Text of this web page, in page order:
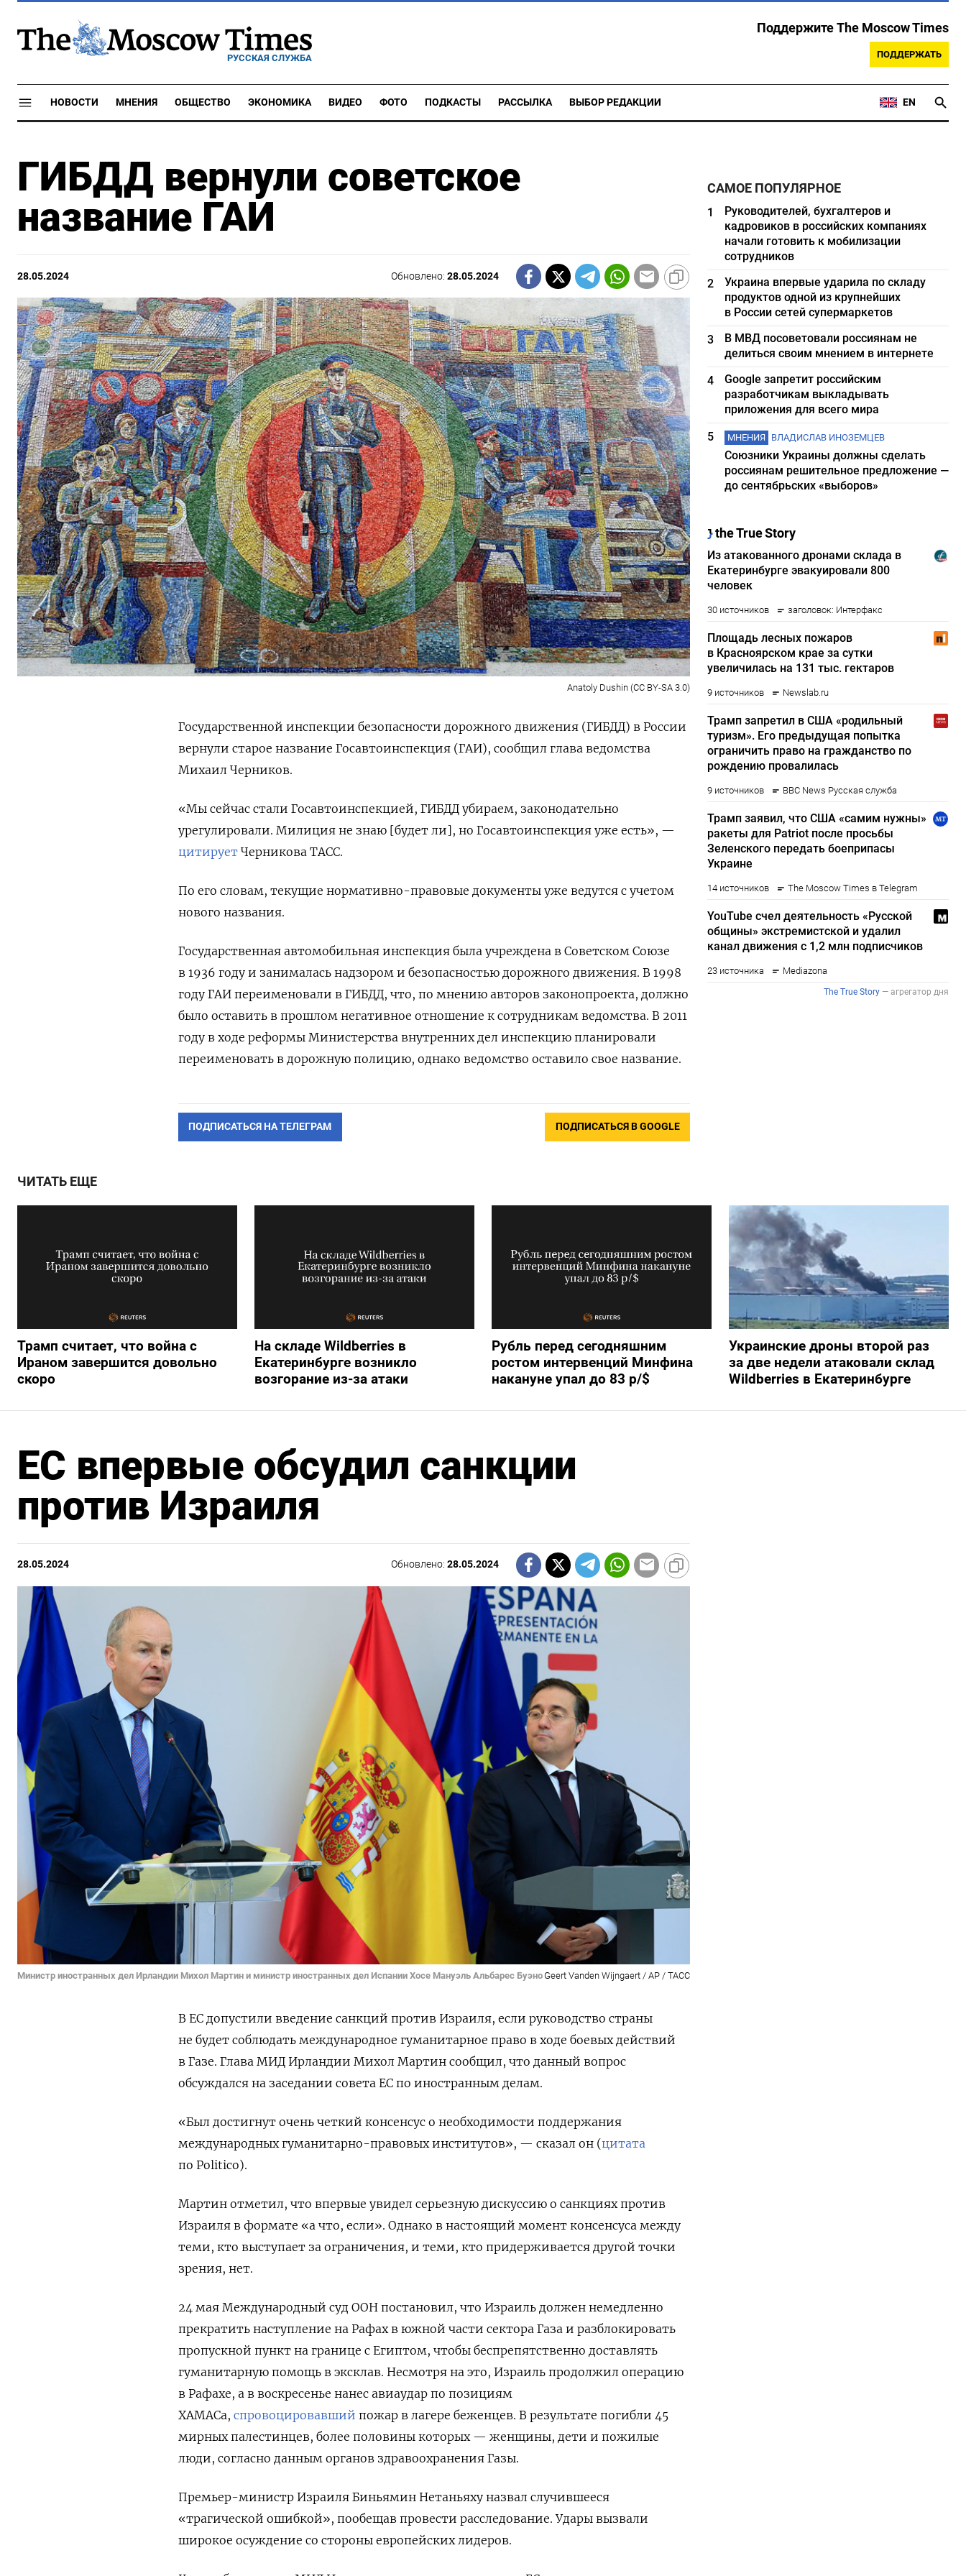
РУССКАЯ СЛУЖБА
Поддержите The Moscow Times
ПОДДЕРЖАТЬ
НОВОСТИ МНЕНИЯ ОБЩЕСТВО ЭКОНОМИКА ВИДЕО ФОТО ПОДКАСТЫ РАССЫЛКА ВЫБОР РЕДАКЦИИ EN
ГИБДД вернули советское
название ГАИ
28.05.2024 Обновлено:28.05.2024
Anatoly Dushin (CC BY-SA 3.0)
Государственной инспекции безопасности дорожного движения (ГИБДД) в России
вернули старое название Госавтоинспекция (ГАИ), сообщил глава ведомства
Михаил Черников.
«Мы сейчас стали Госавтоинспекцией, ГИБДД убираем, законодательно
урегулировали. Милиция не знаю [будет ли], но Госавтоинспекция уже есть», —
цитирует Черникова ТАСС.
По его словам, текущие нормативно-правовые документы уже ведутся с учетом
нового названия.
Государственная автомобильная инспекция была учреждена в Советском Союзе
в 1936 году и занималась надзором и безопасностью дорожного движения. В 1998
году ГАИ переименовали в ГИБДД, что, по мнению авторов законопроекта, должно
было оставить в прошлом негативное отношение к сотрудникам ведомства. В 2011
году в ходе реформы Министерства внутренних дел инспекцию планировали
переименовать в дорожную полицию, однако ведомство оставило свое название.
ПОДПИСАТЬСЯ НА ТЕЛЕГРАМ ПОДПИСАТЬСЯ В GOOGLE
САМОЕ ПОПУЛЯРНОЕ
1
Руководителей, бухгалтеров и
кадровиков в российских компаниях
начали готовить к мобилизации
сотрудников
2
Украина впервые ударила по складу
продуктов одной из крупнейших
в России сетей супермаркетов
3
В МВД посоветовали россиянам не
делиться своим мнением в интернете
4
Google запретит российским
разработчикам выкладывать
приложения для всего мира
5
МНЕНИЯ ВЛАДИСЛАВ ИНОЗЕМЦЕВ
Союзники Украины должны сделать
россиянам решительное предложение —
до сентябрьских «выборов»
ЧИТАТЬ ЕЩЕ
Трамп считает, что война с
Ираном завершится довольно
скоро
На складе Wildberries в
Екатеринбурге возникло
возгорание из-за атаки
Рубль перед сегодняшним
ростом интервенций Минфина
накануне упал до 83 р/$
Украинские дроны второй раз
за две недели атаковали склад
Wildberries в Екатеринбурге
ЕС впервые обсудил санкции
против Израиля
28.05.2024 Обновлено:28.05.2024
Министр иностранных дел Ирландии Михол Мартин и министр иностранных дел Испании Хосе Мануэль Альбарес Буэно Geert Vanden Wijngaert / AP / ТАСС
В ЕС допустили введение санкций против Израиля, если руководство страны
не будет соблюдать международное гуманитарное право в ходе боевых действий
в Газе. Глава МИД Ирландии Михол Мартин сообщил, что данный вопрос
обсуждался на заседании совета ЕС по иностранным делам.
«Был достигнут очень четкий консенсус о необходимости поддержания
международных гуманитарно-правовых институтов», — сказал он (цитата
по Politico).
Мартин отметил, что впервые увидел серьезную дискуссию о санкциях против
Израиля в формате «а что, если». Однако в настоящий момент консенсуса между
теми, кто выступает за ограничения, и теми, кто придерживается другой точки
зрения, нет.
24 мая Международный суд ООН постановил, что Израиль должен немедленно
прекратить наступление на Рафах в южной части сектора Газа и разблокировать
пропускной пункт на границе с Египтом, чтобы беспрепятственно доставлять
гуманитарную помощь в эксклав. Несмотря на это, Израиль продолжил операцию
в Рафахе, а в воскресенье нанес авиаудар по позициям
ХАМАСа, спровоцировавший пожар в лагере беженцев. В результате погибли 45
мирных палестинцев, более половины которых — женщины, дети и пожилые
люди, согласно данным органов здравоохранения Газы.
Премьер-министр Израиля Биньямин Нетаньяху назвал случившееся
«трагической ошибкой», пообещав провести расследование. Удары вызвали
широкое осуждение со стороны европейских лидеров.